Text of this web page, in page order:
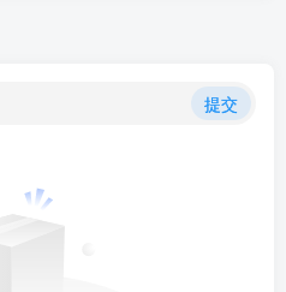
提交